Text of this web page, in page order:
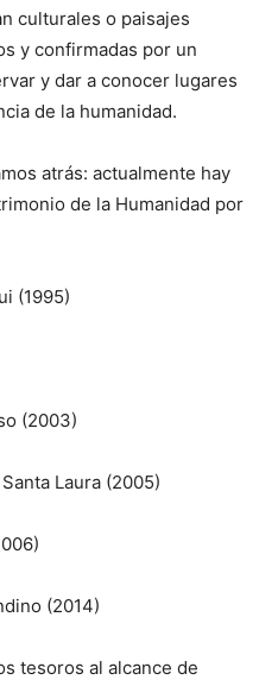
culturales o paisajes
y confirmadas por un
y dar a conocer lugares
de la humanidad.
atrás: actualmente hay
de la Humanidad por
(1995)
(2003)
Laura (2005)
(2014)
tesoros al alcance de